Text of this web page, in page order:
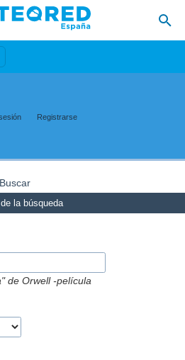
Registrarse
Buscar
la búsqueda
de Orwell -película